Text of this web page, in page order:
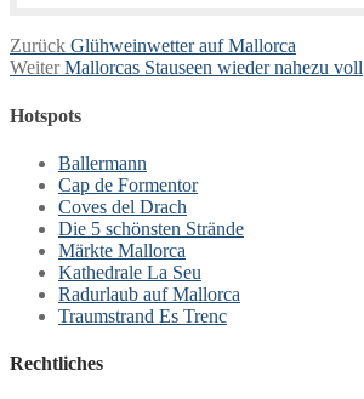
Beitragsnavigation
Zurück Vorheriger
Beitrag:
Glühweinwetter auf Mallorca
Weiter Nächster
Mallorcas Stauseen wieder nahezu voll
Hotspots
Ballermann
Cap de Formentor
Coves del Drach
Die 5 schönsten Strände
Märkte Mallorca
Kathedrale La Seu
Radurlaub auf Mallorca
Traumstrand Es Trenc
Rechtliches